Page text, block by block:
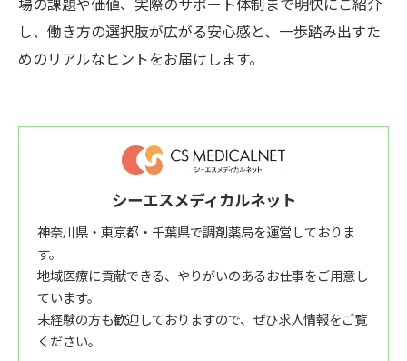
し、働き方の選択肢が広がる安心感と、一歩踏み出すた
めのリアルなヒントをお届けします。
シーエスメディカルネット
神奈川県・東京都・千葉県で調剤薬局を運営しておりま
す。
地域医療に貢献できる、やりがいのあるお仕事をご用意し
ています。
未経験の方も歓迎しておりますので、ぜひ求人情報をご覧
ください。